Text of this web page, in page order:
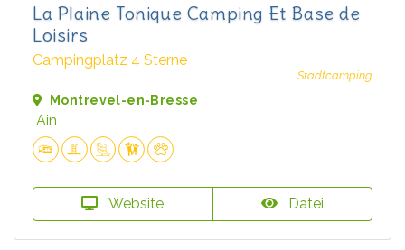
La Plaine Tonique Camping Et Base de
Loisirs
Campingplatz 4 Sterne
Stadtcamping
Montrevel-en-Bresse
Ain
Website Datei